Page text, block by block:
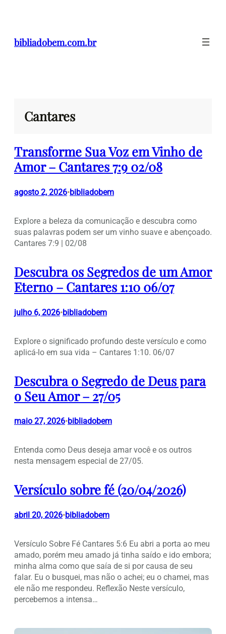
conteúdo
bibliadobem.com.br
Cantares
Transforme Sua Voz em Vinho de
Amor – Cantares 7:9 02/08
agosto 2, 2026•bibliadobem
Explore a beleza da comunicação e descubra como
suas palavras podem ser um vinho suave e abençoado.
Cantares 7:9 | 02/08
Descubra os Segredos de um Amor
Eterno – Cantares 1:10 06/07
julho 6, 2026•bibliadobem
Explore o significado profundo deste versículo e como
aplicá-lo em sua vida – Cantares 1:10. 06/07
Descubra o Segredo de Deus para
o Seu Amor – 27/05
maio 27, 2026•bibliadobem
Entenda como Deus deseja amar você e os outros
nesta mensagem especial de 27/05.
Versículo sobre fé (20/04/2026)
abril 20, 2026•bibliadobem
Versículo Sobre Fé Cantares 5:6 Eu abri a porta ao meu
amado, porém meu amado já tinha saído e ido embora;
minha alma como que saía de si por causa de seu
falar. Eu o busquei, mas não o achei; eu o chamei, mas
ele não me respondeu. Reflexão Neste versículo,
percebemos a intensa…